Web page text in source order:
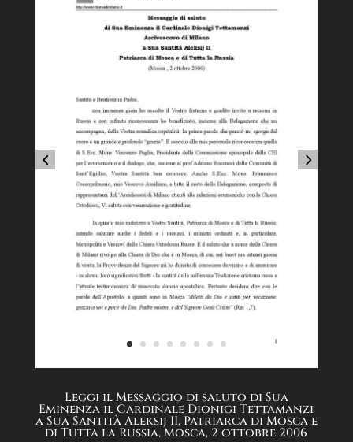
Leggi il Messaggio di saluto di Sua
Eminenza il Cardinale Dionigi Tettamanzi
a Sua Santità Aleksij II, Patriarca di Mosca e
di Tutta la Russia, Mosca, 2 ottobre 2006